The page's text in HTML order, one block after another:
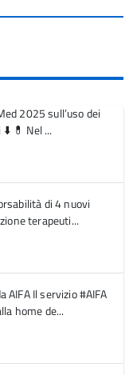
2025 sull’uso dei
💊 Nel ...
di 4 nuovi
terapeuti...
AIFA Il servizio #AIFA
home de...